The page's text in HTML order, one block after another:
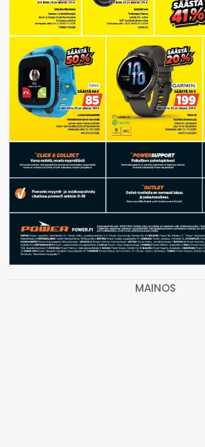
MAINOS